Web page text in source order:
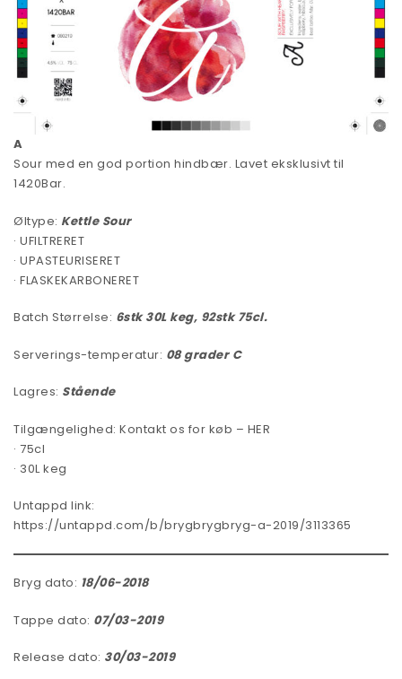
A
Sour med en god portion hindbær. Lavet eksklusivt til
1420Bar.
Øltype: Kettle Sour
· UFILTRERET
· UPASTEURISERET
· FLASKEKARBONERET
Batch Størrelse: 6stk 30L keg, 92stk 75cl.
Serverings-temperatur: 08grader C
Lagres: Stående
Tilgængelighed: Kontakt os for køb – HER
· 75cl
· 30L keg
Untappd link:
https://untappd.com/b/brygbrygbryg-a-2019/3113365
Bryg dato: 18/06-2018
Tappe dato: 07/03-2019
Release dato: 30/03-2019